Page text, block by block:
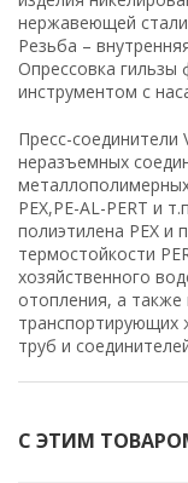
нержавеющей стали
Резьба –
Опрессовка гильзы
инструментом с
Пресс-соединители
неразъемных
металлополимерных
PEX,PE-AL-PERT и
полиэтилена PEX и
термостойкости
хозяйственного
отопления, а также
транспортирующих
труб и
С ЭТИМ